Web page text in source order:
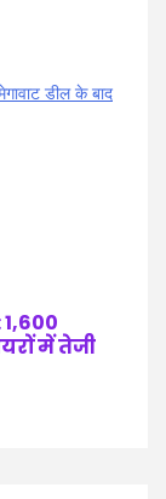
में तेजी